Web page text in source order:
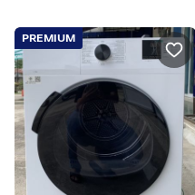
PREMIUM